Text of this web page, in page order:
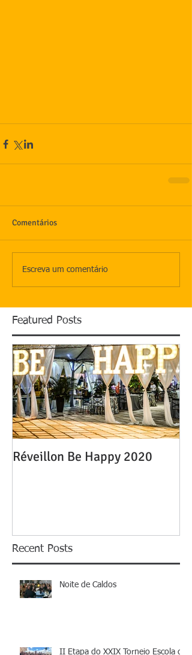
Comentários
Escreva um comentário
Featured Posts
Réveillon Be Happy 2020
Recent Posts
Noite de Caldos
II Etapa do XXIX Torneio Escola de